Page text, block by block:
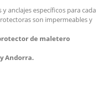
anclajes específicos para cada
son impermeables y
de maletero
Andorra.